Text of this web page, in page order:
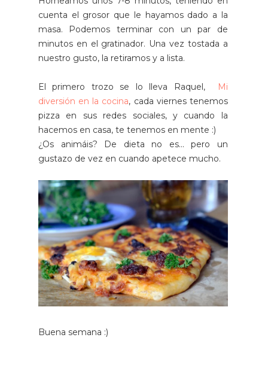
cuenta el grosor que le hayamos dado a la
masa. Podemos terminar con un par de
minutos en el gratinador. Una vez tostada a
nuestro gusto, la retiramos y a lista.
El primero trozo se lo lleva Raquel,
Mi
diversión en la cocina, cada viernes tenemos
pizza en sus redes sociales, y cuando la
hacemos en casa, te tenemos en mente :)
¿Os animáis? De dieta no es... pero un
gustazo de vez en cuando apetece mucho.
Buena semana :)